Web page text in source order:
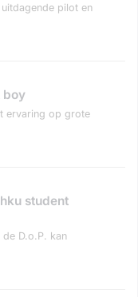
pilot en
boy
ervaring op grote
student
D.o.P. kan